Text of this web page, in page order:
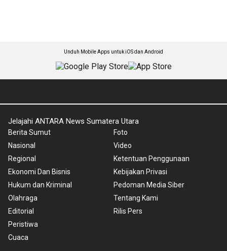
Unduh Mobile Apps untuk iOS dan Android
Jelajahi ANTARA News Sumatera Utara
Berita Sumut
Nasional
Regional
Ekonomi Dan Bisnis
Hukum dan Kriminal
Olahraga
Editorial
Peristiwa
Cuaca
Foto
Video
Ketentuan Penggunaan
Kebijakan Privasi
Pedoman Media Siber
Tentang Kami
Rilis Pers